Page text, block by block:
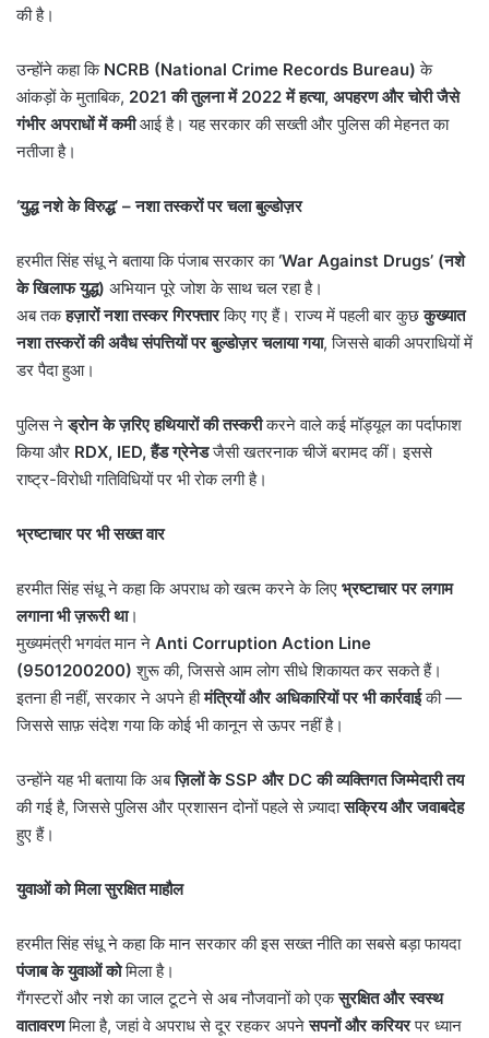
की है।
उन्होंने कहा कि NCRB (National Crime Records Bureau) के
आंकड़ों के मुताबिक, 2021की तुलना में 2022में हत्या, अपहरण और चोरी जैसे
गंभीर अपराधों में कमीआई है। यह सरकार की सख्ती और पुलिस की मेहनत का
नतीजा है।
‘युद्ध नशे के विरुद्ध’ –नशा तस्करों पर चला बुल्डोज़र
हरमीत सिंह संधू ने बताया कि पंजाब सरकार का‘War Against Drugs’ (नशे
के खिलाफ युद्ध) अभियान पूरे जोश के साथ चल रहा है।
अब तकहज़ारों नशा तस्कर गिरफ्तारकिए गए हैं। राज्य में पहली बार कुछकुख्यात
नशा तस्करों की अवैध संपत्तियों पर बुल्डोज़र चलाया गया, जिससे बाकी अपराधियों में
डर पैदा हुआ।
पुलिस नेड्रोन के ज़रिए हथियारों की तस्करीकरने वाले कई मॉड्यूल का पर्दाफाश
किया और RDX, IED,हैंड ग्रेनेडजैसी खतरनाक चीजें बरामद कीं। इससे
राष्ट्र-विरोधी गतिविधियों पर भी रोक लगी है।
भ्रष्टाचार पर भी सख्त वार
हरमीत सिंह संधू ने कहा कि अपराध को खत्म करने के लिए भ्रष्टाचार पर लगाम
लगाना भी ज़रूरी था।
मुख्यमंत्री भगवंत मान ने Anti Corruption Action Line
(9501200200) शुरू की, जिससे आम लोग सीधे शिकायत कर सकते हैं।
इतना ही नहीं, सरकार ने अपने हीमंत्रियों और अधिकारियों पर भी कार्रवाईकी —
जिससे साफ़ संदेश गया कि कोई भी कानून से ऊपर नहीं है।
उन्होंने यह भी बताया कि अबज़िलों केSSP और DCकी व्यक्तिगत जिम्मेदारी तय
की गई है, जिससे पुलिस और प्रशासन दोनों पहले से ज़्यादासक्रिय और जवाबदेह
हुए हैं।
युवाओं को मिला सुरक्षित माहौल
हरमीत सिंह संधू ने कहा कि मान सरकार की इस सख्त नीति का सबसे बड़ा फायदा
पंजाब के युवाओं कोमिला है।
गैंगस्टरों और नशे का जाल टूटने से अब नौजवानों को एकसुरक्षित और स्वस्थ
वातावरणमिला है, जहां वे अपराध से दूर रहकर अपनेसपनों और करियरपर ध्यान